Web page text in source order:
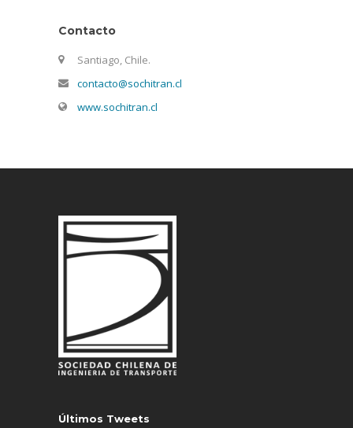
Contacto
Santiago, Chile.
contacto@sochitran.cl
www.sochitran.cl
Últimos Tweets